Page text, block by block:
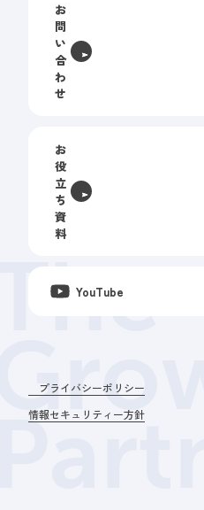
プライバシーポリシー
情報セキュリティー方針
お
問
い
合
わ
せ
お
役
立
ち
資
料
YouTube